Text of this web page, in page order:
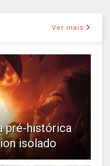
Ver mais
pré-histórica
isolado